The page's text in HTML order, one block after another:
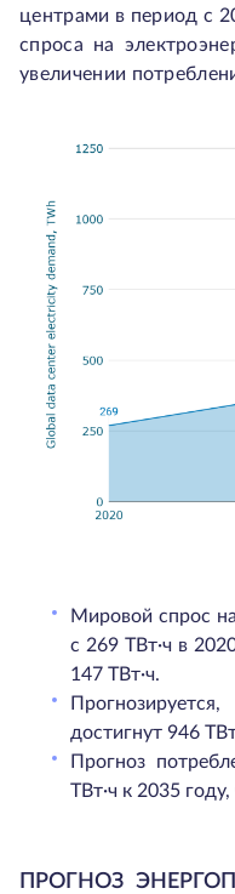
центрами в период с
спроса на
увеличении
Мировой спрос
с 269 ТВт·ч в
147 ТВт·ч.
достигнут 946
Прогноз
ТВт·ч к 2035
ПРОГНОЗ